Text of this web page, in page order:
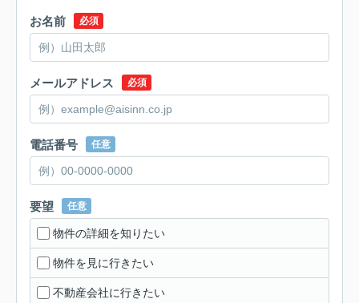
お名前 必須
メールアドレス 必須
電話番号 任意
要望 任意
物件の詳細を知りたい
物件を見に行きたい
不動産会社に行きたい